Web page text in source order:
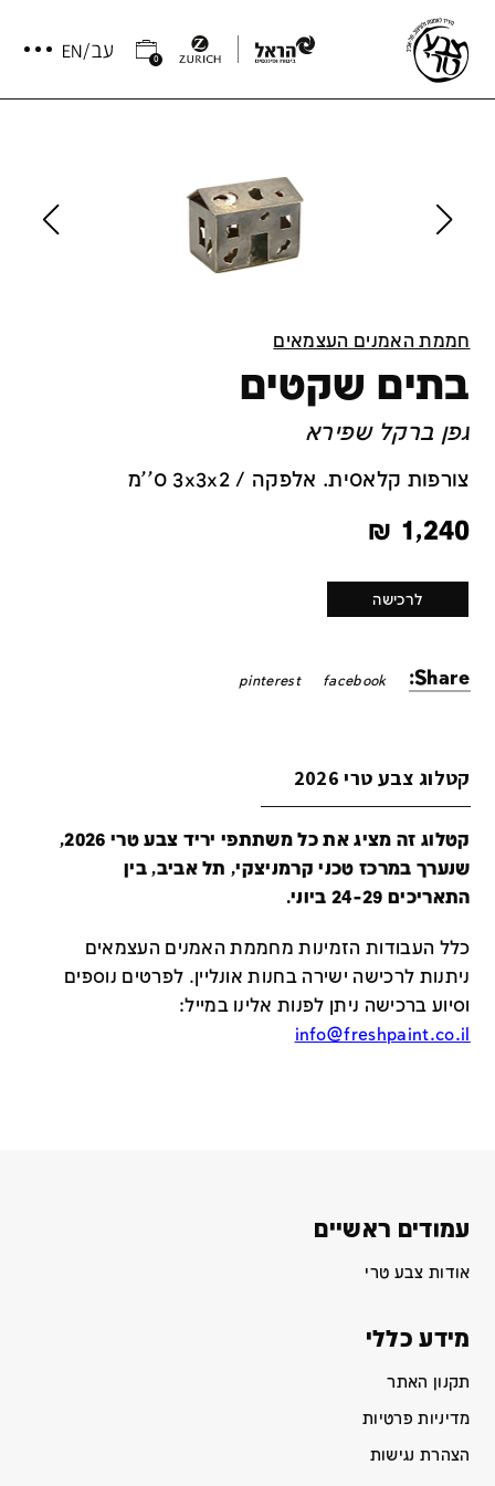
0
חממת האמנים העצמאים
בתים שקטים
גפן ברקל שפירא
צורפות קלאסית. אלפקה / 3x3x2 ס''מ
1,240
₪
לרכישה
Share:
facebook
pinterest
קטלוג צבע טרי 2026
קטלוג זה מציג את כל משתתפי יריד צבע טרי 2026,
שנערך במרכז טכני קרמניצקי, תל אביב, בין
התאריכים 24-29 ביוני.
כלל העבודות הזמינות מחממת האמנים העצמאים
ניתנות לרכישה ישירה בחנות אונליין. לפרטים נוספים
וסיוע ברכישה ניתן לפנות אלינו במייל:
info@freshpaint.co.il
עמודים ראשיים
אודות צבע טרי
מידע כללי
תקנון האתר
מדיניות פרטיות
הצהרת נגישות